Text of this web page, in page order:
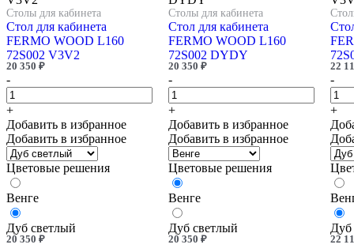
Столы для кабинета
Стол для кабинета
FERMO WOOD L160
72S002 V3V2
20 350 ₽
-
+
Добавить в избранное
Добавить в избранное
Цветовые решения
Венге
Дуб светлый
20 350 ₽
Столы для кабинета
Стол для кабинета
FERMO WOOD L160
72S002 DYDY
20 350 ₽
-
+
Добавить в избранное
Добавить в избранное
Цветовые решения
Венге
Дуб светлый
20 350 ₽
22
-
+
Дуб
22